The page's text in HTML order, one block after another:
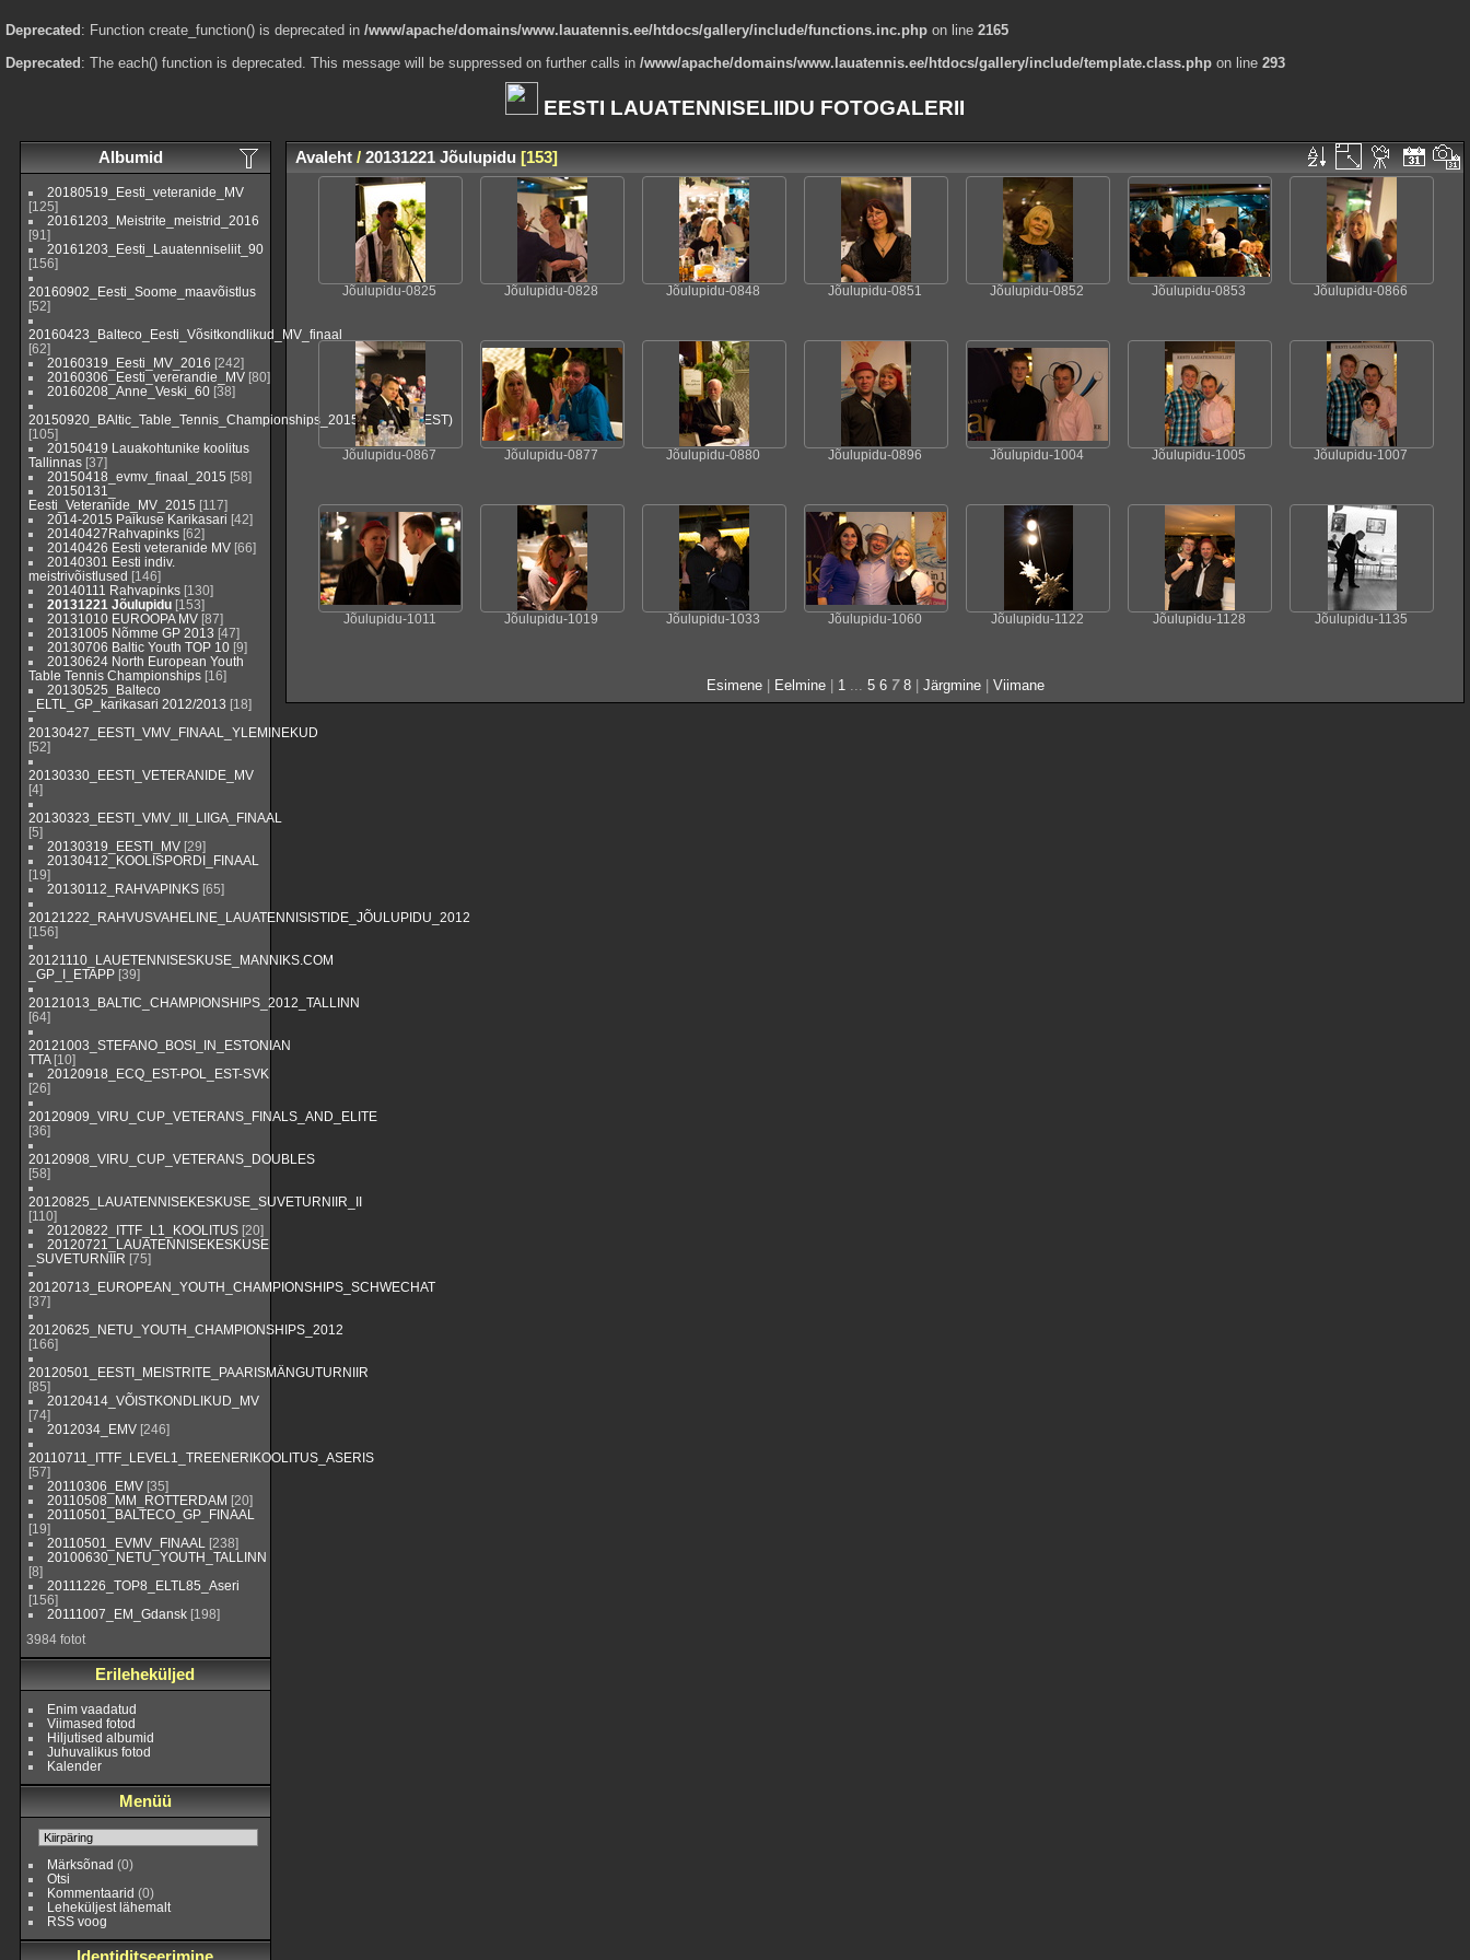
Deprecated : Function create_function() is deprecated in /www/apache/domains/www.lauatennis.ee/htdocs/gallery/include/functions.inc.php on line 2165
Deprecated : The each() function is deprecated. This message will be suppressed on further calls in /www/apache/domains/www.lauatennis.ee/htdocs/gallery/include/template.class.php on line 293
EESTI LAUATENNISELIIDU FOTOGALERII
Albumid
20180519_Eesti_veteranide_MV
[125]
20161203_Meistrite_meistrid_2016
[91]
20161203_Eesti_Lauatenniseliit_90
[156]
20160902_Eesti_Soome_maavõistlus
[52]
20160423_Balteco_Eesti_Võsitkondlikud_MV_finaal
[62]
20160319_Eesti_MV_2016 [242]
20160306_Eesti_vererandie_MV [80]
20160208_Anne_Veski_60 [38]
20150920_BAltic_Table_Tennis_Championships_2015_Viljandi_(EST)
[105]
20150419 Lauakohtunike koolitus
Tallinnas [37]
20150418_evmv_finaal_2015 [58]
20150131_
Eesti_Veteranide_MV_2015 [117]
2014-2015 Paikuse Karikasari [42]
20140427Rahvapinks [62]
20140426 Eesti veteranide MV [66]
20140301 Eesti indiv.
meistrivõistlused [146]
20140111 Rahvapinks [130]
20131221 Jõulupidu [153]
20131010 EUROOPA MV [87]
20131005 Nõmme GP 2013 [47]
20130706 Baltic Youth TOP 10 [9]
20130624 North European Youth
Table Tennis Championships [16]
20130525_Balteco
_ELTL_GP_karikasari 2012/2013 [18]
20130427_EESTI_VMV_FINAAL_YLEMINEKUD
[52]
20130330_EESTI_VETERANIDE_MV
[4]
20130323_EESTI_VMV_III_LIIGA_FINAAL
[5]
20130319_EESTI_MV [29]
20130412_KOOLISPORDI_FINAAL
[19]
20130112_RAHVAPINKS [65]
20121222_RAHVUSVAHELINE_LAUATENNISISTIDE_JÕULUPIDU_2012
[156]
20121110_LAUETENNISESKUSE_MANNIKS.COM
_GP_I_ETAPP [39]
20121013_BALTIC_CHAMPIONSHIPS_2012_TALLINN
[64]
20121003_STEFANO_BOSI_IN_ESTONIAN
TTA [10]
20120918_ECQ_EST-POL_EST-SVK
[26]
20120909_VIRU_CUP_VETERANS_FINALS_AND_ELITE
[36]
20120908_VIRU_CUP_VETERANS_DOUBLES
[58]
20120825_LAUATENNISEKESKUSE_SUVETURNIIR_II
[110]
20120822_ITTF_L1_KOOLITUS [20]
20120721_LAUATENNISEKESKUSE
_SUVETURNIIR [75]
20120713_EUROPEAN_YOUTH_CHAMPIONSHIPS_SCHWECHAT
[37]
20120625_NETU_YOUTH_CHAMPIONSHIPS_2012
[166]
20120501_EESTI_MEISTRITE_PAARISMÄNGUTURNIIR
[85]
20120414_VÕISTKONDLIKUD_MV
[74]
2012034_EMV [246]
20110711_ITTF_LEVEL1_TREENERIKOOLITUS_ASERIS
[57]
20110306_EMV [35]
20110508_MM_ROTTERDAM [20]
20110501_BALTECO_GP_FINAAL
[19]
20110501_EVMV_FINAAL
[238]
20100630_NETU_YOUTH_TALLINN
[8]
20111226_TOP8_ELTL85_Aseri
[156]
20111007_EM_Gdansk [198]
3984 fotot
Erileheküljed
Enim vaadatud
Viimased fotod
Hiljutised albumid
Juhuvalikus fotod
Kalender
Menüü
Märksõnad (0)
Otsi
Kommentaarid (0)
Leheküljest lähemalt
RSS voog
Identiditseerimine
Avaleht/ 20131221 Jõulupidu[153]
Jõulupidu-0825 Jõulupidu-0828 Jõulupidu-0848 Jõulupidu-0851 Jõulupidu-0852 Jõulupidu-0853 Jõulupidu-0866
Jõulupidu-0867 Jõulupidu-0877 Jõulupidu-0880 Jõulupidu-0896 Jõulupidu-1004 Jõulupidu-1005 Jõulupidu-1007
Jõulupidu-1011 Jõulupidu-1019 Jõulupidu-1033 Jõulupidu-1060 Jõulupidu-1122 Jõulupidu-1128 Jõulupidu-1135
Esimene| Eelmine| 1... 5 6 7 8 Järgmine Viimane